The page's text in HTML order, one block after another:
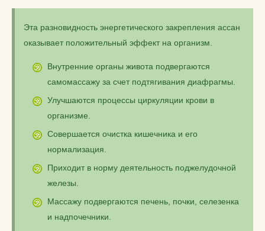
Эта разновидность энергетического закрепления ассан
оказывает положительный эффект на организм.
Внутренние органы живота подвергаются
самомассажу за счет подтягивания диафрагмы.
Улучшаются процессы циркуляции крови в
организме.
Совершается очистка кишечника и его
нормализация.
Приходит в норму деятельность поджелудочной
железы.
Массажу подвергаются печень, почки, селезенка
и надпочечники.